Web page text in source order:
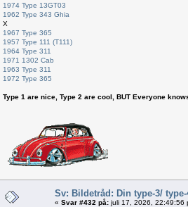
1974 Type 13GT03
1962 Type 343 Ghia
X
1967 Type 365
1957 Type 111 (T111)
1964 Type 311
1971 1302 Cab
1963 Type 311
1972 Type 365
Type 1 are nice, Type 2 are cool, BUT Everyone
Sv: Bildetråd: Din type-3/ type-
« Svar #432 på: juli 17, 2026, 22:49:56